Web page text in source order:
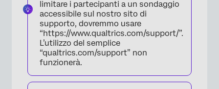
limitare i partecipanti a un sondaggio
accessibile sul nostro sito di
supporto, dovremmo usare
“https://www.qualtrics.com/support/”.
L’utilizzo del semplice
“qualtrics.com/support” non
funzionerà.